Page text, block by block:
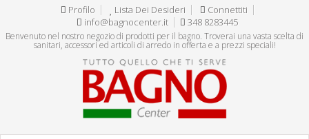
Profilo Lista Dei Desideri
Connettiti
info@bagnocenter.it
348 8283445
Benvenuto nel nostro negozio di prodotti per il bagno. Troverai una vasta scelta di
sanitari, accessori ed articoli di arredo in offerta e a prezzi speciali!